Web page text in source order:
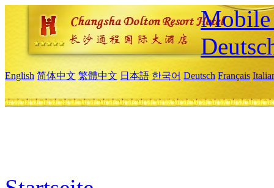
Mobile
English 简体中文 繁體中文 日本語 한국어 Deutsch Français